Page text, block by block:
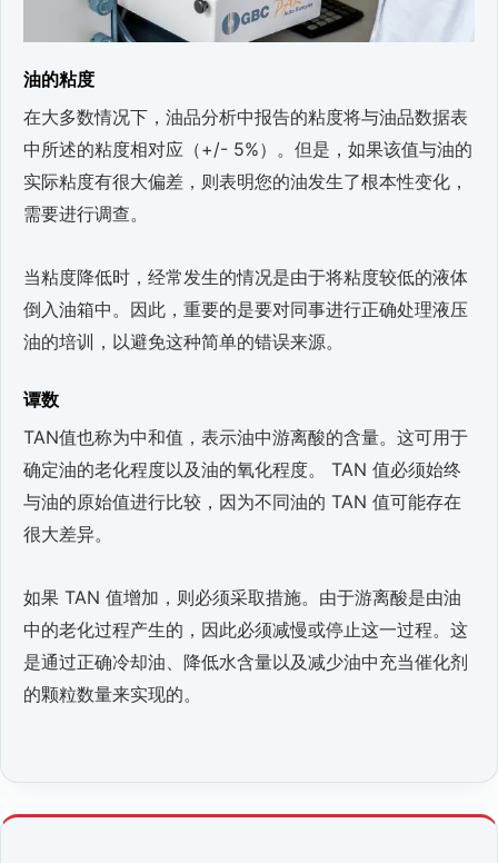
油的粘度
在大多数情况下，油品分析中报告的粘度将与油品数据表
中所述的粘度相对应（+/- 5%）。但是，如果该值与油的
实际粘度有很大偏差，则表明您的油发生了根本性变化，
需要进行调查。
当粘度降低时，经常发生的情况是由于将粘度较低的液体
倒入油箱中。因此，重要的是要对同事进行正确处理液压
油的培训，以避免这种简单的错误来源。
谭数
TAN值也称为中和值，表示油中游离酸的含量。这可用于
确定油的老化程度以及油的氧化程度。 TAN 值必须始终
与油的原始值进行比较，因为不同油的 TAN 值可能存在
很大差异。
如果 TAN 值增加，则必须采取措施。由于游离酸是由油
中的老化过程产生的，因此必须减慢或停止这一过程。这
是通过正确冷却油、降低水含量以及减少油中充当催化剂
的颗粒数量来实现的。